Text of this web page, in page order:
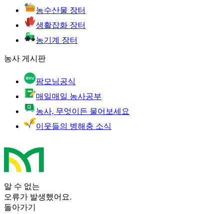
농수산물 장터
생활잡화 장터
농기계 장터
농사 게시판
팜모닝공식
매일매일 농사공부
농사, 무엇이든 물어보세요
이웃들의 병해충 소식
알 수 없는
오류가 발생했어요.
돌아가기